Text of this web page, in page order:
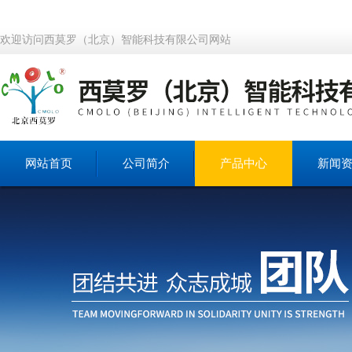
欢迎访问西莫罗（北京）智能科技有限公司网站
网站首页 公司简介 产品中心 新闻